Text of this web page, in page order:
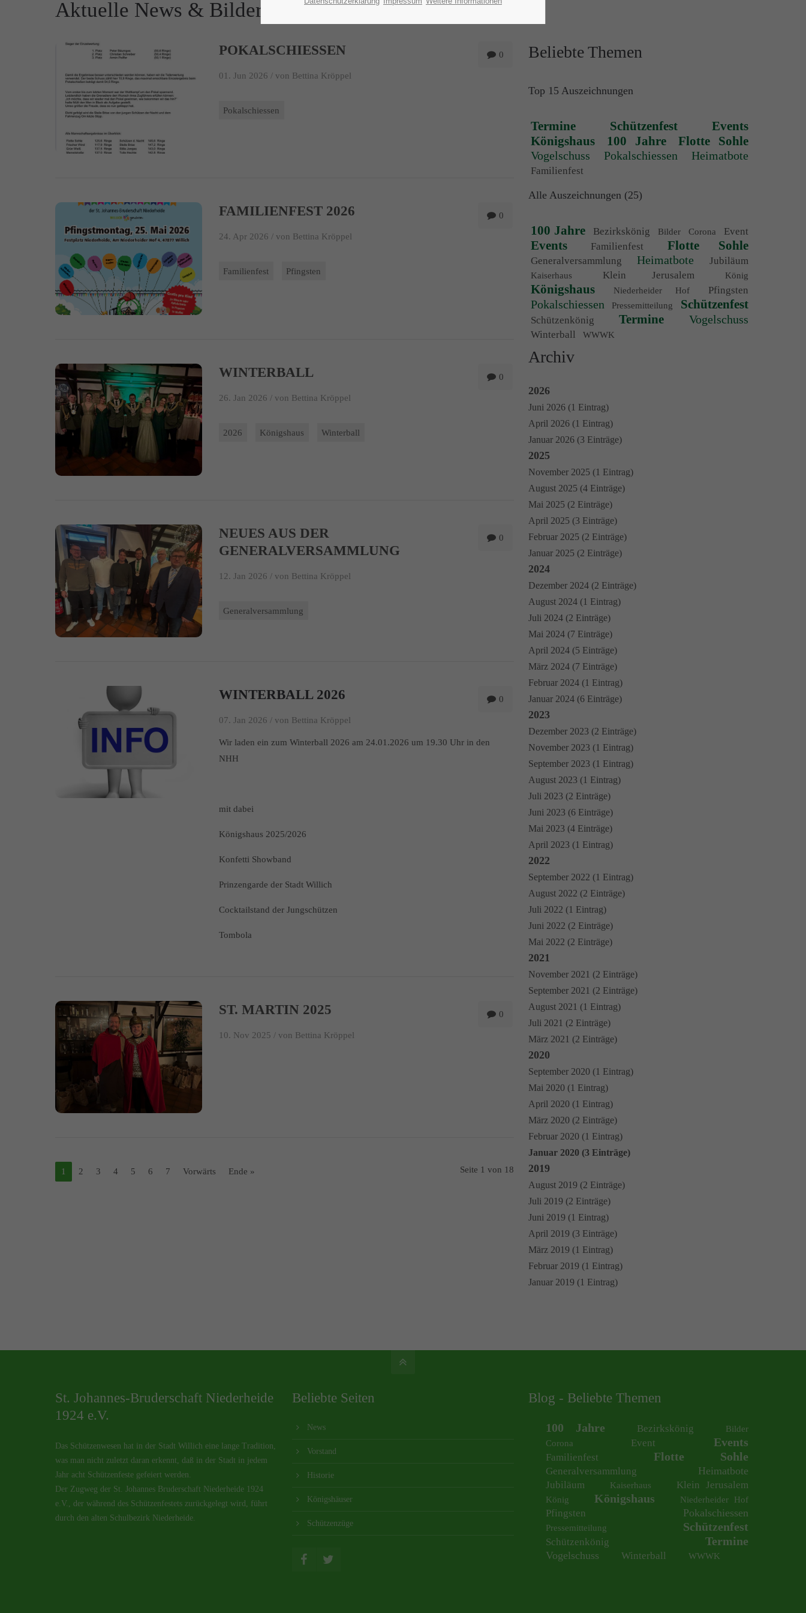
Aktuelle News & Bilder
0
POKALSCHIESSEN
01. Jun 2026 / von Bettina Kröppel
Pokalschiessen
0
FAMILIENFEST 2026
24. Apr 2026 / von Bettina Kröppel
Familienfest Pfingsten
0
WINTERBALL
26. Jan 2026 / von Bettina Kröppel
2026 Königshaus Winterball
0
NEUES AUS DER
GENERALVERSAMMLUNG
12. Jan 2026 / von Bettina Kröppel
Generalversammlung
0
WINTERBALL 2026
07. Jan 2026 / von Bettina Kröppel
Wir laden ein zum Winterball 2026 am 24.01.2026 um 19.30 Uhr in den
NHH
mit dabei
Königshaus 2025/2026
Konfetti Showband
Prinzengarde der Stadt Willich
Cocktailstand der Jungschützen
Tombola
0
ST. MARTIN 2025
10. Nov 2025 / von Bettina Kröppel
Seite 1 von 18
1 2 3 4 5 6 7 Vorwärts Ende »
Beliebte Themen
Top 15 Auszeichnungen
Termine Schützenfest
Events
Königshaus
100 Jahre Flotte Sohle
Vogelschuss Pokalschiessen Heimatbote
Familienfest
Alle Auszeichnungen (25)
100 Jahre Bezirkskönig Bilder Corona Event
Events Familienfest Flotte Sohle
Generalversammlung Heimatbote Jubiläum
Kaiserhaus Klein Jerusalem König
Königshaus Niederheider Hof Pfingsten
Pokalschiessen Pressemitteilung Schützenfest
Schützenkönig Termine Vogelschuss
Winterball WWWK
Archiv
2026
Juni 2026 (1 Eintrag)
April 2026 (1 Eintrag)
Januar 2026 (3 Einträge)
2025
November 2025 (1 Eintrag)
August 2025 (4 Einträge)
Mai 2025 (2 Einträge)
April 2025 (3 Einträge)
Februar 2025 (2 Einträge)
Januar 2025 (2 Einträge)
2024
Dezember 2024 (2 Einträge)
August 2024 (1 Eintrag)
Juli 2024 (2 Einträge)
Mai 2024 (7 Einträge)
April 2024 (5 Einträge)
März 2024 (7 Einträge)
Februar 2024 (1 Eintrag)
Januar 2024 (6 Einträge)
2023
Dezember 2023 (2 Einträge)
November 2023 (1 Eintrag)
September 2023 (1 Eintrag)
August 2023 (1 Eintrag)
Juli 2023 (2 Einträge)
Juni 2023 (6 Einträge)
Mai 2023 (4 Einträge)
April 2023 (1 Eintrag)
2022
September 2022 (1 Eintrag)
August 2022 (2 Einträge)
Juli 2022 (1 Eintrag)
Juni 2022 (2 Einträge)
Mai 2022 (2 Einträge)
2021
November 2021 (2 Einträge)
September 2021 (2 Einträge)
August 2021 (1 Eintrag)
Juli 2021 (2 Einträge)
März 2021 (2 Einträge)
2020
September 2020 (1 Eintrag)
Mai 2020 (1 Eintrag)
April 2020 (1 Eintrag)
März 2020 (2 Einträge)
Februar 2020 (1 Eintrag)
Januar 2020 (3 Einträge)
2019
August 2019 (2 Einträge)
Juli 2019 (2 Einträge)
Juni 2019 (1 Eintrag)
April 2019 (3 Einträge)
März 2019 (1 Eintrag)
Februar 2019 (1 Eintrag)
Januar 2019 (1 Eintrag)
St. Johannes-Bruderschaft Niederheide
1924 e.V.
Das Schützenwesen hat in der Stadt Willich eine lange Tradition,
was man nicht zuletzt daran erkennt, daß in der Stadt in jedem
Jahr acht Schützenfeste gefeiert werden.
Der Zugweg der St. Johannes Bruderschaft Niederheide 1924
e.V., der während des Schützenfestets zurückgelegt wird, führt
durch den alten Schulbezirk Niederheide.
Beliebte Seiten
News
Vorstand
Historie
Königshäuser
Schützenzüge
Blog - Beliebte Themen
100 Jahre Bezirkskönig
Bilder
Corona
Event Events
Familienfest Flotte Sohle
Generalversammlung Heimatbote
Jubiläum Kaiserhaus Klein Jerusalem
König Königshaus Niederheider Hof
Pfingsten Pokalschiessen
Pressemitteilung Schützenfest
Schützenkönig Termine
Vogelschuss Winterball WWWK